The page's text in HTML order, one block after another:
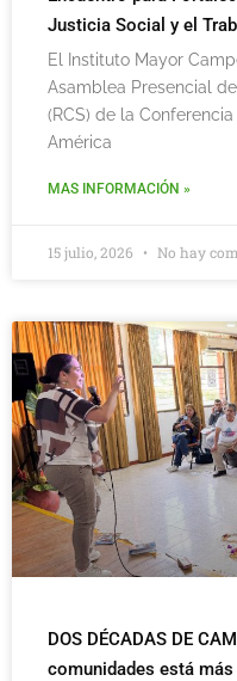
Justicia Social y el
El Instituto Mayor
Asamblea Presencial
(RCS) de la
América
MAS INFORMACIÓN »
15 julio, 2026 No hay
DOS DÉCADAS DE
comunidades está más